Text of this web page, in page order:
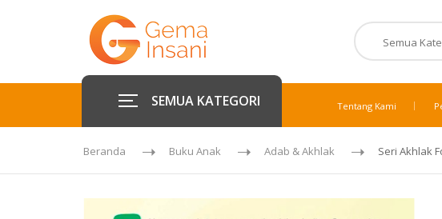
SEMUA KATEGORI Tentang Kami
Beranda Buku Anak Adab & Akhlak Seri Akhlak